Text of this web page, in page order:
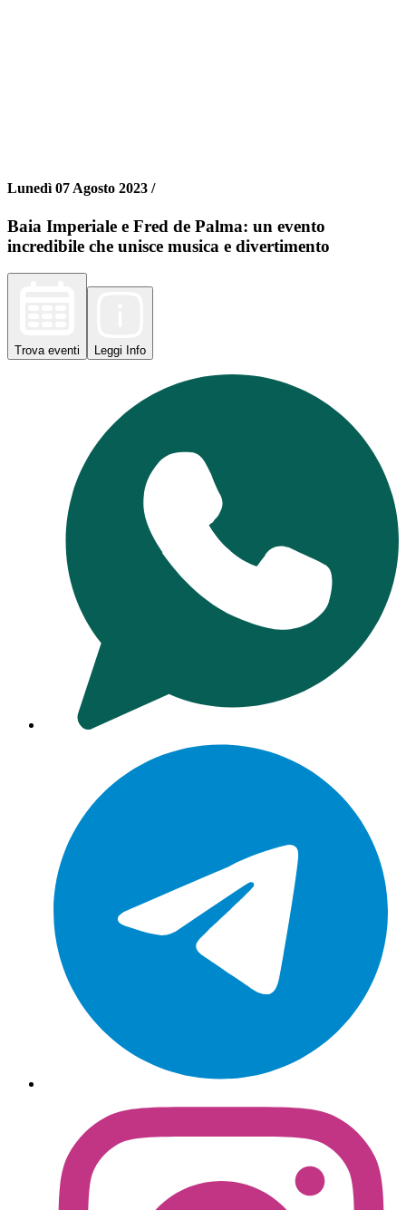
Lunedì 07 Agosto 2023 /
Baia Imperiale e Fred de Palma: un evento
incredibile che unisce musica e divertimento
Trova eventi Leggi Info